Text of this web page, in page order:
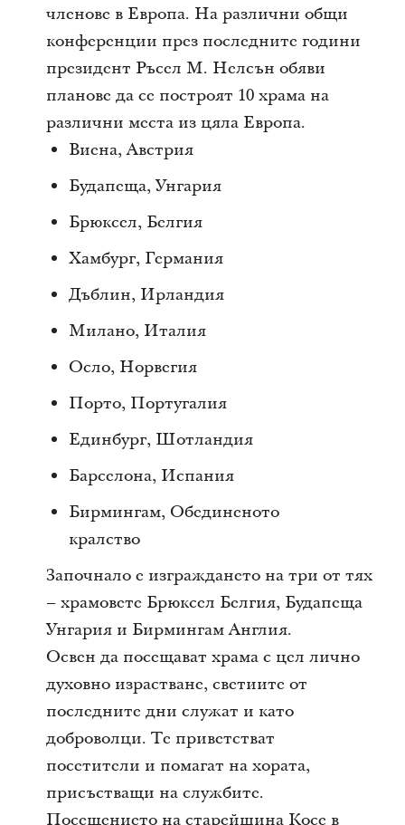
членове в Европа. На различни общи
конференции през последните години
президент Ръсел М. Нелсън обяви
планове да се построят 10 храма на
различни места из цяла Европа.
Виена, Австрия
Будапеща, Унгария
Брюксел, Белгия
Хамбург, Германия
Дъблин, Ирландия
Милано, Италия
Осло, Норвегия
Порто, Португалия
Единбург, Шотландия
Барселона, Испания
Бирмингам, Обединеното
кралство
Започнало е изграждането на три от тях
– храмовете Брюксел Белгия, Будапеща
Унгария и Бирмингам Англия.
Освен да посещават храма с цел лично
духовно израстване, светиите от
последните дни служат и като
доброволци. Те приветстват
посетители и помагат на хората,
присъстващи на службите.
Посещението на старейшина Косе в